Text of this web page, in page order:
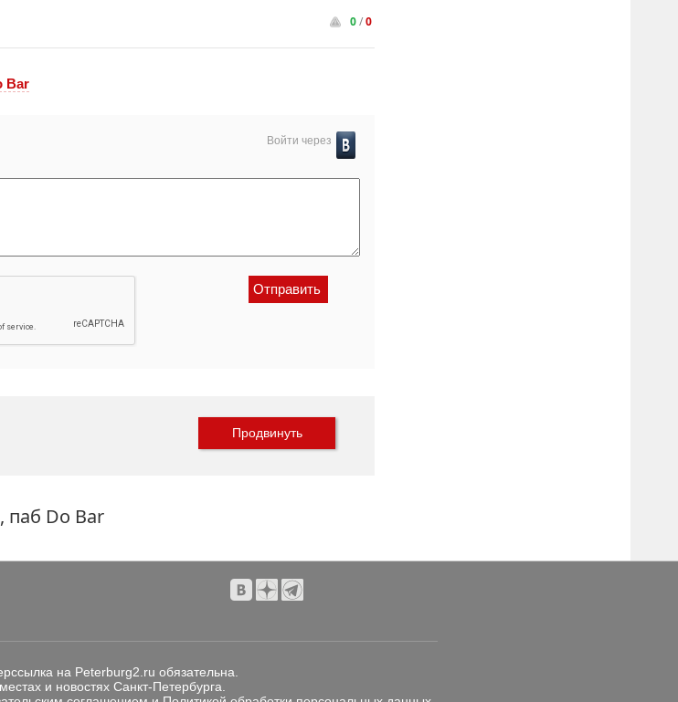
0/0
Bar
Войти через
Продвинуть
Do Bar
на Peterburg2.ru обязательна.
и новостях Санкт-Петербурга.